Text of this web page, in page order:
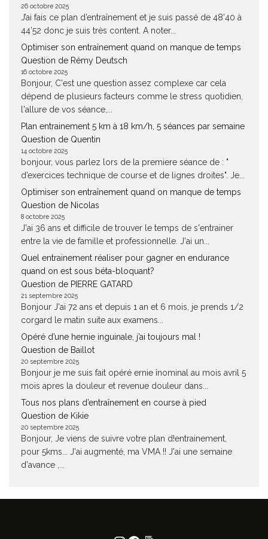
26 octobre 2025
J’ai fais ce plan d’entraînement et je suis passé de 48’40 à
44’52 donc je suis très content. A noter...
Optimiser son entraînement quand on manque de temps
Question de Rémy Deutsch
16 octobre 2025
Bonjour, C'est une question assez complexe car cela
dépend de plusieurs facteurs comme le stress quotidien,
l'allure de vos séance,...
Plan entrainement 5 km à 18 km/h, 5 séances par semaine
Question de Quentin
14 octobre 2025
bonjour, vous parlez lors de la premiere séance de : "
d’exercices technique de course et de lignes droites". Je...
Optimiser son entraînement quand on manque de temps
Question de Nicolas
8 octobre 2025
J'ai 36 ans et difficile de trouver le temps de s'entrainer
entre la vie de famille et professionnelle. J'ai un...
Quel entrainement réaliser pour gagner en endurance
quand on est sous béta-bloquant?
Question de PIERRE GATARD
21 septembre 2025
Bonjour J'ai 72 ans et depuis 1 an et 6 mois, je prends 1/2
corgard le matin suite aux examens...
Opéré d’une hernie inguinale, j’ai toujours mal !
Question de Baillot
20 septembre 2025
Bonjour je me suis fait opéré ernie înominal au mois avril 5
mois apres la douleur et revenue douleur dans...
Tous nos plans d’entraînement en course à pied
Question de Kikie
20 septembre 2025
Bonjour, Je viens de suivre votre plan d!entrainement,
pour 5kms... J'ai augmenté, ma VMA !! J'ai une semaine
d'avance ,...